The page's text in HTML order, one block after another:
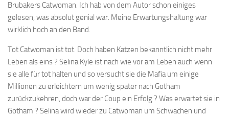
Brubakers Catwoman. Ich hab von dem Autor schon einiges
gelesen, was absolut genial war. Meine Erwartungshaltung war
wirklich hoch an den Band.
Tot Catwoman ist tot. Doch haben Katzen bekanntlich nicht mehr
Leben als eins ? Selina Kyle ist nach wie vor am Leben auch wenn
sie alle für tot halten und so versucht sie die Mafia um einige
Millionen zu erleichtern um wenig später nach Gotham
zurückzukehren, doch war der Coup ein Erfolg ? Was erwartet sie in
Gotham ? Selina wird wieder zu Catwoman um Schwachen und